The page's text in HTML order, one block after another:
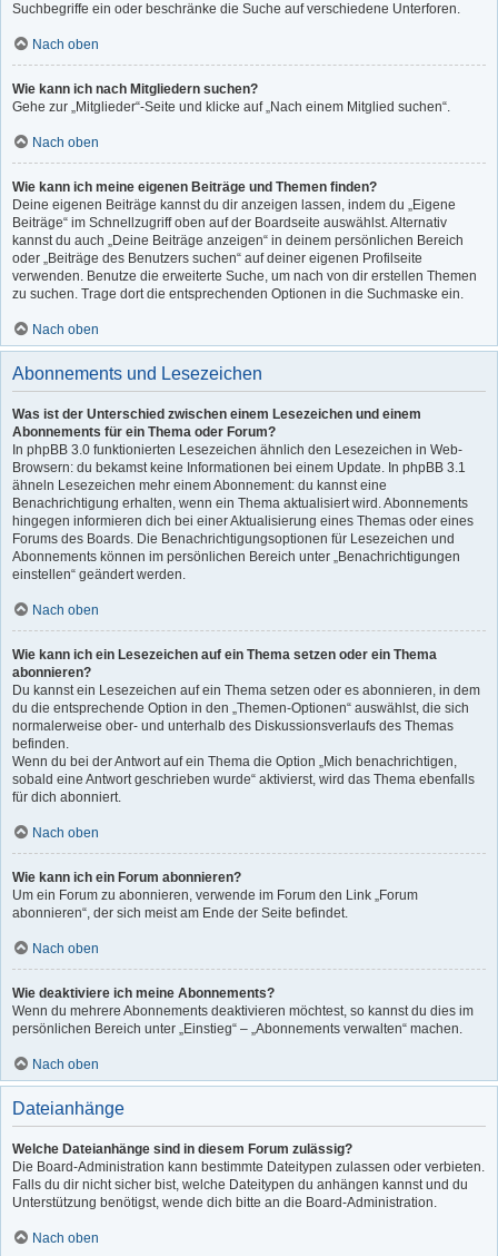
Suchbegriffe ein oder beschränke die Suche auf verschiedene Unterforen.
Nach oben
Wie kann ich nach Mitgliedern suchen?
Gehe zur „Mitglieder“-Seite und klicke auf „Nach einem Mitglied suchen“.
Nach oben
Wie kann ich meine eigenen Beiträge und Themen finden?
Deine eigenen Beiträge kannst du dir anzeigen lassen, indem du „Eigene
Beiträge“ im Schnellzugriff oben auf der Boardseite auswählst. Alternativ
kannst du auch „Deine Beiträge anzeigen“ in deinem persönlichen Bereich
oder „Beiträge des Benutzers suchen“ auf deiner eigenen Profilseite
verwenden. Benutze die erweiterte Suche, um nach von dir erstellen Themen
zu suchen. Trage dort die entsprechenden Optionen in die Suchmaske ein.
Nach oben
Abonnements und Lesezeichen
Was ist der Unterschied zwischen einem Lesezeichen und einem
Abonnements für ein Thema oder Forum?
In phpBB 3.0 funktionierten Lesezeichen ähnlich den Lesezeichen in Web-
Browsern: du bekamst keine Informationen bei einem Update. In phpBB 3.1
ähneln Lesezeichen mehr einem Abonnement: du kannst eine
Benachrichtigung erhalten, wenn ein Thema aktualisiert wird. Abonnements
hingegen informieren dich bei einer Aktualisierung eines Themas oder eines
Forums des Boards. Die Benachrichtigungsoptionen für Lesezeichen und
Abonnements können im persönlichen Bereich unter „Benachrichtigungen
einstellen“ geändert werden.
Nach oben
Wie kann ich ein Lesezeichen auf ein Thema setzen oder ein Thema
abonnieren?
Du kannst ein Lesezeichen auf ein Thema setzen oder es abonnieren, in dem
du die entsprechende Option in den „Themen-Optionen“ auswählst, die sich
normalerweise ober- und unterhalb des Diskussionsverlaufs des Themas
befinden.
Wenn du bei der Antwort auf ein Thema die Option „Mich benachrichtigen,
sobald eine Antwort geschrieben wurde“ aktivierst, wird das Thema ebenfalls
für dich abonniert.
Nach oben
Wie kann ich ein Forum abonnieren?
Um ein Forum zu abonnieren, verwende im Forum den Link „Forum
abonnieren“, der sich meist am Ende der Seite befindet.
Nach oben
Wie deaktiviere ich meine Abonnements?
Wenn du mehrere Abonnements deaktivieren möchtest, so kannst du dies im
persönlichen Bereich unter „Einstieg“ – „Abonnements verwalten“ machen.
Nach oben
Dateianhänge
Welche Dateianhänge sind in diesem Forum zulässig?
Die Board-Administration kann bestimmte Dateitypen zulassen oder verbieten.
Falls du dir nicht sicher bist, welche Dateitypen du anhängen kannst und du
Unterstützung benötigst, wende dich bitte an die Board-Administration.
Nach oben